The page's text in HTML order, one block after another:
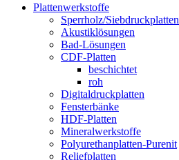
Plattenwerkstoffe
Sperrholz/Siebdruckplatten
Akustiklösungen
Bad-Lösungen
CDF-Platten
beschichtet
roh
Digitaldruckplatten
Fensterbänke
HDF-Platten
Mineralwerkstoffe
Polyurethanplatten-Purenit
Reliefplatten